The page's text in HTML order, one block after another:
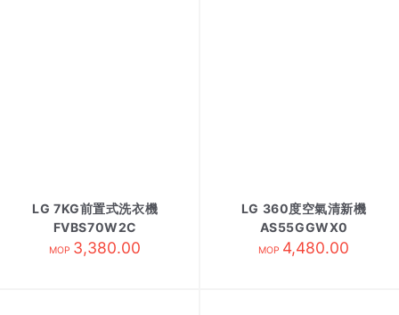
LG 7KG前置式洗衣機
FVBS70W2C
MOP 3,380.00
LG 360度空氣清新機
AS55GGWX0
MOP 4,480.00